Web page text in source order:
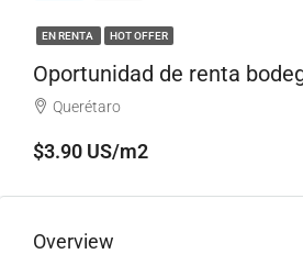
EN RENTA HOT OFFER
Oportunidad de renta
Querétaro
$3.90 US/m2
Overview